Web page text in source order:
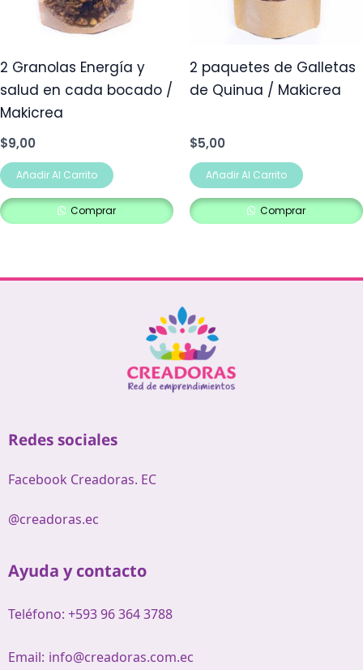
2 Granolas Energía y
salud en cada bocado /
Makicrea
$9,00
Añadir Al Carrito
Comprar
2 paquetes de Galletas
de Quinua / Makicrea
$5,00
Añadir Al Carrito
Comprar
Redes sociales
Facebook Creadoras. EC
@creadoras.ec
Ayuda y contacto
Teléfono: +593 96 364 3788
Email: info@creadoras.com.ec